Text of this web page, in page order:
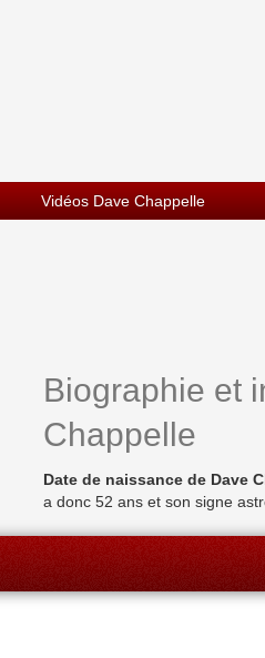
Vidéos Dave Chappelle
Biographie et
Chappelle
Date de naissance de Dave
a donc 52 ans et son signe